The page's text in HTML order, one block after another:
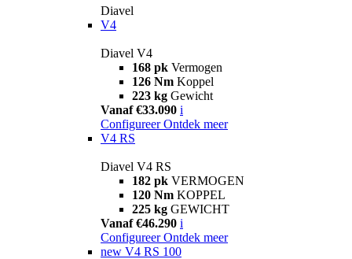
Diavel
V4
Diavel V4
168 pk Vermogen
126 Nm Koppel
223 kg Gewicht
Vanaf €33.090 i
Configureer Ontdek meer
V4 RS
Diavel V4 RS
182 pk VERMOGEN
120 Nm KOPPEL
225 kg GEWICHT
Vanaf €46.290 i
Configureer Ontdek meer
new V4 RS 100